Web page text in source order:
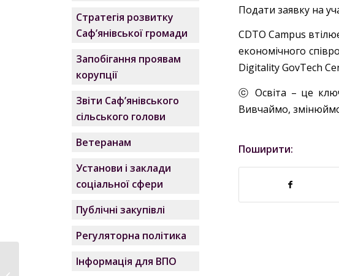
Подати заявку на
CDTO Campus
економічного
Digitality GovTech
ⓒ Освіта – це ключ
Вивчаймо,
Поширити:
Стратегія розвитку
Саф’янівської громади
Запобігання проявам
корупції
Звіти Саф’янівського
сільського голови
Ветеранам
Установи і заклади
соціальної сфери
Публічні закупівлі
Регуляторна політика
Інформація для ВПО